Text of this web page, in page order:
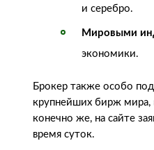
и серебро.
Мировыми
экономики.
Брокер также особо
крупнейших бирж мира,
конечно же, на сайте
время суток.